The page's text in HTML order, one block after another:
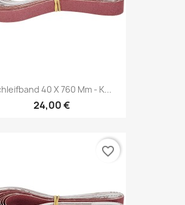
40 X 760 Mm - K...
24,00 €
favorite_border